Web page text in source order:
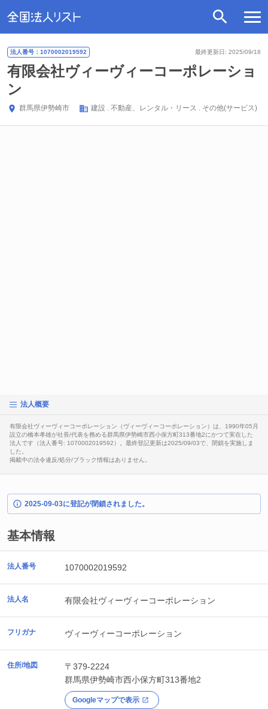
最終更新日: 2025/09/18
法人番号：1070002019592
有限会社ヴィーヴィーコーポレーショ
ン
群馬県伊勢崎市 建設 不動産、レンタル・リース その他(サービス)
法人概要
有限会社ヴィーヴィーコーポレーション（ヴィーヴィーコーポレーション）は、1990年05月
設立の橋本孝雄が社長/代表を務める群馬県伊勢崎市西小保方町313番地2にかつて実在した
法人です（法人番号: 1070002019592）。最終登記更新は2025/09/03で、閉鎖を実施しま
した。
掲載中の法令違反/処分/ブラック情報はありません。
2025-09-03に登記が閉鎖されました。
基本情報
法人番号 1070002019592
法人名 有限会社ヴィーヴィーコーポレーション
フリガナ ヴィーヴィーコーポレーション
住所/地図
〒379-2224
群馬県伊勢崎市西小保方町313番地2
Googleマップで表示